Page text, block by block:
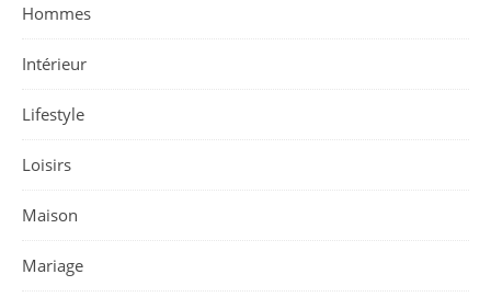
Hommes
Intérieur
Lifestyle
Loisirs
Maison
Mariage